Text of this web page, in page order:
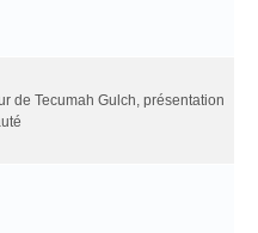
de Tecumah Gulch, présentation